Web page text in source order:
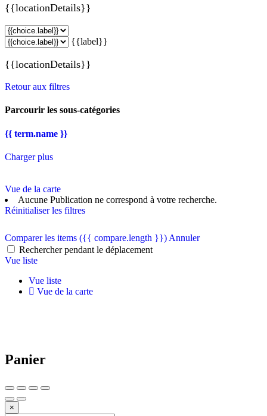
{{locationDetails}}
{{label}}
{{locationDetails}}
Retour aux filtres
Parcourir les sous-catégories
{{ term.name }}
Charger plus
Vue de la carte
Aucune Publication ne correspond à votre recherche.
Réinitialiser les filtres
Comparer les items ({{ compare.length }}) Annuler
Rechercher pendant le déplacement
Vue liste
Vue liste
Vue de la carte
Panier
×